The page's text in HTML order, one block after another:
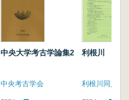
中央大学考古学論集2
中央考古学会
利根川 第
利根川同人